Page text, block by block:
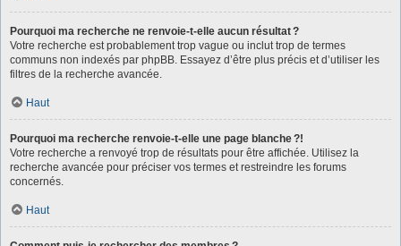
Pourquoi ma recherche ne renvoie-t-elle aucun résultat ?
Votre recherche est probablement trop vague ou inclut trop de termes
communs non indexés par phpBB. Essayez d’être plus précis et d’utiliser les
filtres de la recherche avancée.
Haut
Pourquoi ma recherche renvoie-t-elle une page blanche ?!
Votre recherche a renvoyé trop de résultats pour être affichée. Utilisez la
recherche avancée pour préciser vos termes et restreindre les forums
concernés.
Haut